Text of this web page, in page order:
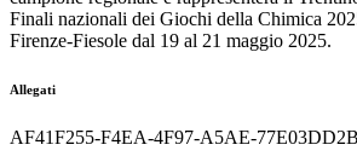
Finali nazionali dei Giochi della Chimica
Firenze-Fiesole dal 19 al 21 maggio 2025.
Allegati
AF41F255-F4EA-4F97-A5AE-